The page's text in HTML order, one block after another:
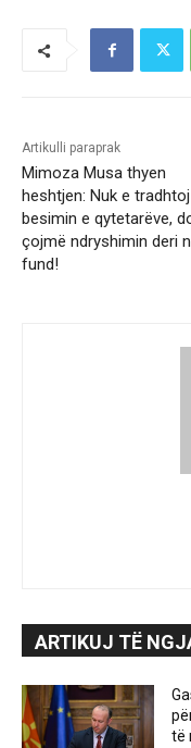
Artikulli paraprak
Mimoza Musa thyen
heshtjen: Nuk e tradhtoj
besimin e qytetarëve,
çojmë ndryshimin deri
fund!
ARTIKUJ TË
të